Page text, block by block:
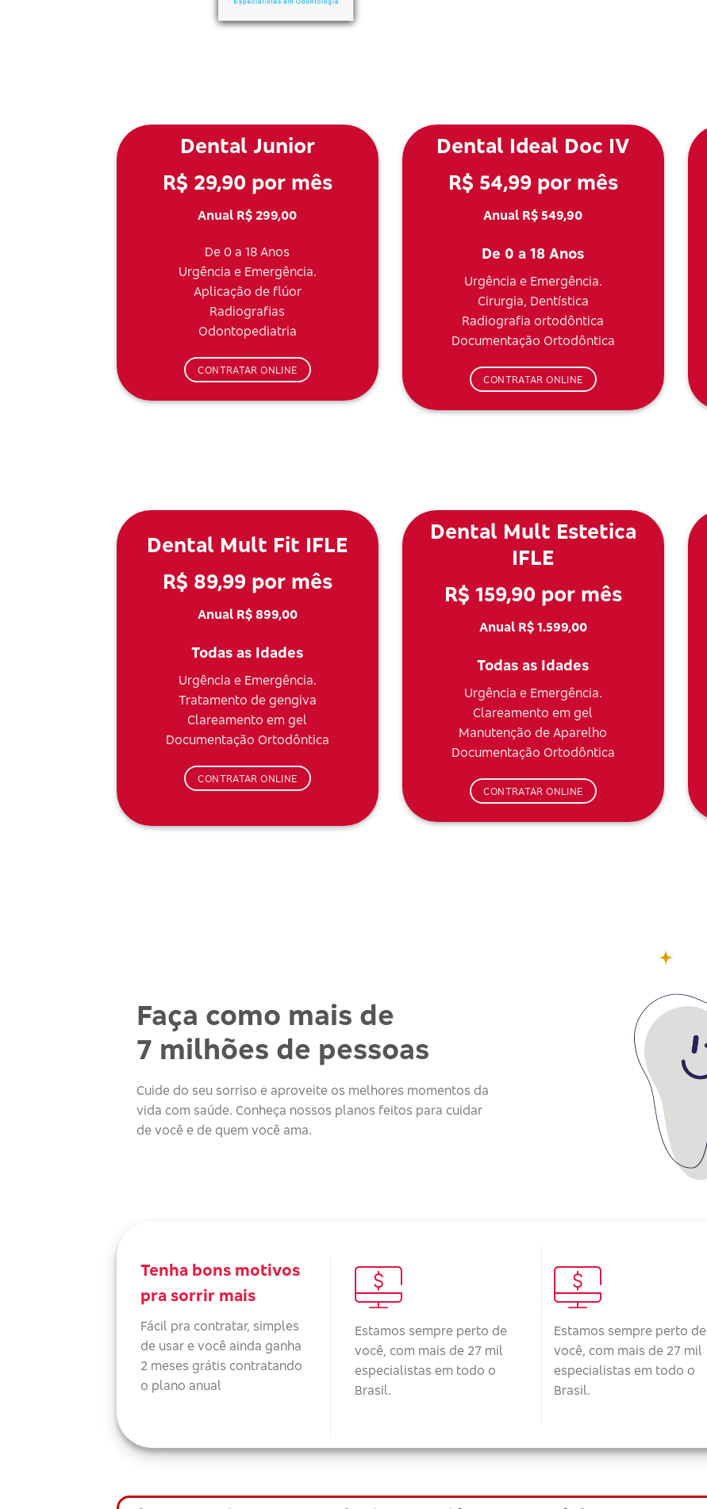
Dental Junior
R$ 29,90 por mês
Anual R$ 299,00
De 0 a 18 Anos
Urgência e Emergência.
Aplicação de flúor
Radiografias
Odontopediatria
CONTRATAR ONLINE
Dental Ideal Doc IV
R$ 54,99 por mês
Anual R$ 549,90
De 0 a 18 Anos
Urgência e Emergência.
Cirurgia, Dentística
Radiografia ortodôntica
Documentação Ortodôntica
CONTRATAR ONLINE
Dental Mult Fit IFLE
R$ 89,99 por mês
Anual R$ 899,00
Todas as Idades
Urgência e Emergência.
Tratamento de gengiva
Clareamento em gel
Documentação Ortodôntica
CONTRATAR ONLINE
Dental Mult Estetica
IFLE
R$ 159,90 por mês
Anual R$ 1.599,00
Todas as Idades
Urgência e Emergência.
Clareamento em gel
Manutenção de Aparelho
Documentação Ortodôntica
CONTRATAR ONLINE
Faça como mais de
7 milhões de pessoas
Cuide do seu sorriso e aproveite os melhores momentos da
vida com saúde. Conheça nossos planos feitos para cuidar
de você e de quem você ama.
Tenha bons motivos
pra sorrir mais
Fácil pra contratar, simples
de usar e você ainda ganha
2 meses grátis contratando
o plano anual
Estamos sempre perto de
você, com mais de 27 mil
especialistas em todo o
Brasil.
Estamos sempre perto de
você, com mais de 27 mil
especialistas em todo o
Brasil.